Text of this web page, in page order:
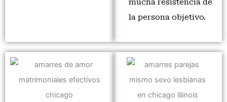
mucha resistencia de
la persona objetivo.